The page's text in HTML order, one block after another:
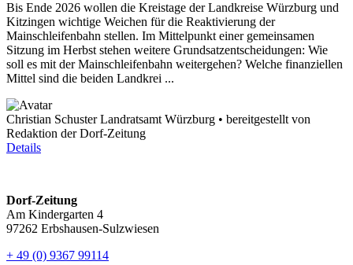
Bis Ende 2026 wollen die Kreistage der Landkreise Würzburg und
Kitzingen wichtige Weichen für die Reaktivierung der
Mainschleifenbahn stellen. Im Mittelpunkt einer gemeinsamen
Sitzung im Herbst stehen weitere Grundsatzentscheidungen: Wie
soll es mit der Mainschleifenbahn weitergehen? Welche finanziellen
Mittel sind die beiden Landkrei ...
Christian Schuster Landratsamt Würzburg • bereitgestellt von
Redaktion der Dorf-Zeitung
Details
Dorf-Zeitung
Am Kindergarten 4
97262 Erbshausen-Sulzwiesen
+ 49 (0) 9367 99114